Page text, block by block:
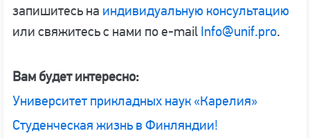
запишитесь на индивидуальную консультацию
или свяжитесь с нами по e-mail Info@unif.pro.
Вам будет интересно:
Университет прикладных наук «Карелия»
Студенческая жизнь в Финляндии!